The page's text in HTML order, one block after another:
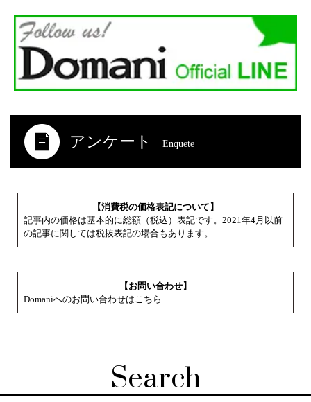
アンケート Enquete
【消費税の価格表記について】
記事内の価格は基本的に総額（税込）表記です。2021年4月以前
の記事に関しては税抜表記の場合もあります。
【お問い合わせ】
Domaniへのお問い合わせはこちら
Search